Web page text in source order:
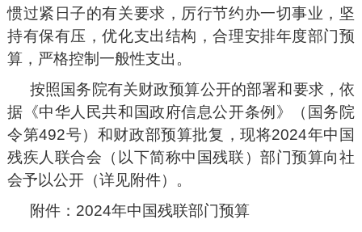
惯过紧日子的有关要求，厉行节约办一切事业，坚
持有保有压，优化支出结构，合理安排年度部门预
算，严格控制一般性支出。
按照国务院有关财政预算公开的部署和要求，依
据《中华人民共和国政府信息公开条例》（国务院
令第492号）和财政部预算批复，现将2024年中国
残疾人联合会（以下简称中国残联）部门预算向社
会予以公开（详见附件）。
附件：2024年中国残联部门预算